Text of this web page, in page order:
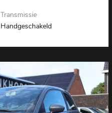
Transmissie
Handgeschakeld